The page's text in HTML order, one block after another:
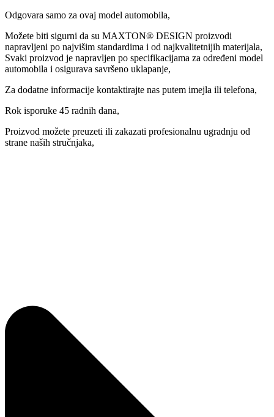
Odgovara samo za ovaj model automobila,
Možete biti sigurni da su MAXTON® DESIGN proizvodi
napravljeni po najvišim standardima i od najkvalitetnijih materijala,
Svaki proizvod je napravljen po specifikacijama za određeni model
automobila i osigurava savršeno uklapanje,
Za dodatne informacije kontaktirajte nas putem imejla ili telefona,
Rok isporuke 45 radnih dana,
Proizvod možete preuzeti ili zakazati profesionalnu ugradnju od
strane naših stručnjaka,